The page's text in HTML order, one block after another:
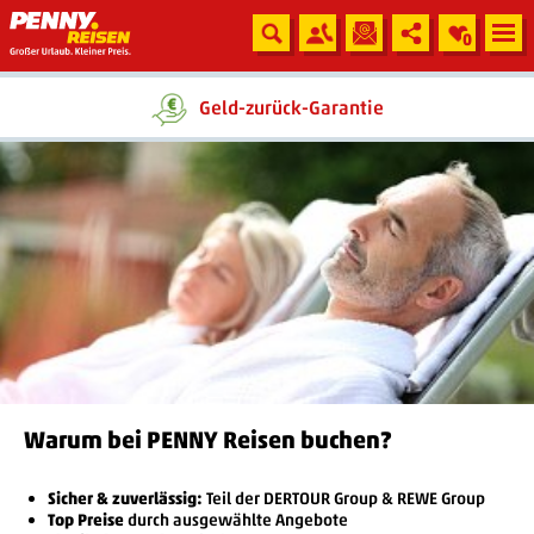
0
Geld-zurück-Garantie
Ein Unternehmen der
Warum bei PENNY Reisen buchen?
Sicher & zuverlässig: Teil der DERTOUR Group & REWE Group
Top Preisedurch ausgewählte Angebote